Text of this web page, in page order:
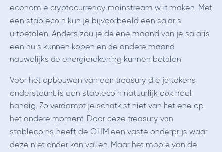
economie cryptocurrency mainstream wilt maken. Met
een stablecoin kun je bijvoorbeeld een salaris
uitbetalen. Anders zou je de ene maand van je salaris
een huis kunnen kopen en de andere maand
nauwelijks de energierekening kunnen betalen.
Voor het opbouwen van een treasury die je tokens
ondersteunt, is een stablecoin natuurlijk ook heel
handig. Zo verdampt je schatkist niet van het ene op
het andere moment. Door deze treasury van
stablecoins, heeft de OHM een vaste onderprijs waar
deze niet onder kan vallen. Maar het mooie van de